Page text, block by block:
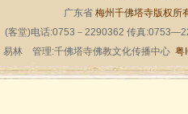
广东省 梅州千佛塔寺版权所
(客堂)电话:0753－2290362 传真
易林管理:千佛塔寺佛教文化传播中心 粤